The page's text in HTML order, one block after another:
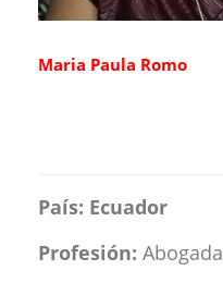
Maria Paula Romo
País: Ecuador
Profesión: Abogada